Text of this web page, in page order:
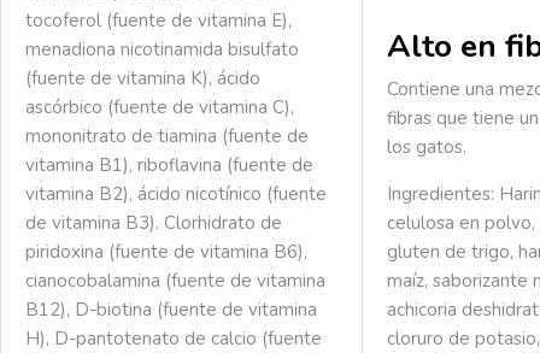
tocoferol (fuente de vitamina E),
menadiona nicotinamida bisulfato
(fuente de vitamina K), ácido
ascórbico (fuente de vitamina C),
mononitrato de tiamina (fuente de
vitamina B1), riboflavina (fuente de
vitamina B2), ácido nicotínico (fuente
de vitamina B3). Clorhidrato de
piridoxina (fuente de vitamina B6),
cianocobalamina (fuente de vitamina
B12), D-biotina (fuente de vitamina
H), D-pantotenato de calcio (fuente
Alto en
Contiene una
fibras que tiene
los gatos.
Ingredientes:
celulosa en
gluten de trigo,
maíz, saborizante
achicoria
cloruro de